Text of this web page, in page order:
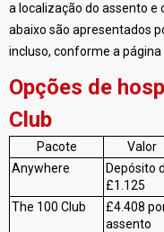
a localização do assento e
abaixo são apresentados
incluso, conforme a página
Opções de
Club
Pacote Valor
Anywhere
Depósito
£1.125
The 100 Club
£4.408
assento